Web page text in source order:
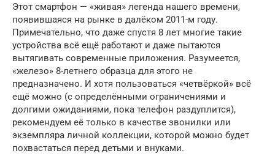
Этот смартфон — «живая» легенда нашего времени,
появившаяся на рынке в далёком 2011-м году.
Примечательно, что даже спустя 8 лет многие такие
устройства всё ещё работают и даже пытаются
вытягивать современные приложения. Разумеется,
«железо» 8-летнего образца для этого не
предназначено. И хотя пользоваться «четвёркой» всё
ещё можно (с определёнными ограничениями и
долгими ожиданиями, пока телефон раздуплится),
рекомендуем её только в качестве звонилки или
экземпляра личной коллекции, которой можно будет
похвастаться перед детьми и внуками.